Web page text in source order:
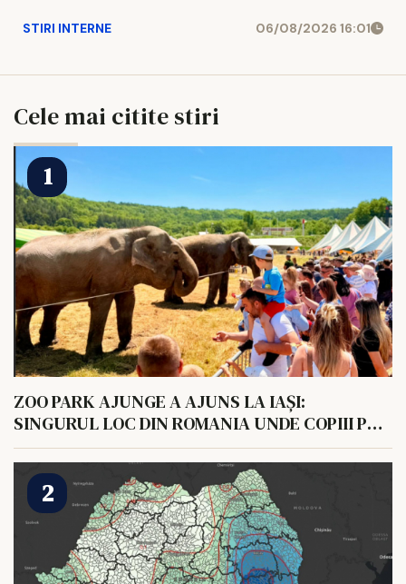
STIRI INTERNE 06/08/2026 16:01
Cele mai citite stiri
ZOO PARK AJUNGE A AJUNS LA IAȘI:
SINGURUL LOC DIN ROMANIA UNDE COPIII POT
HRANI UN ELEFANT